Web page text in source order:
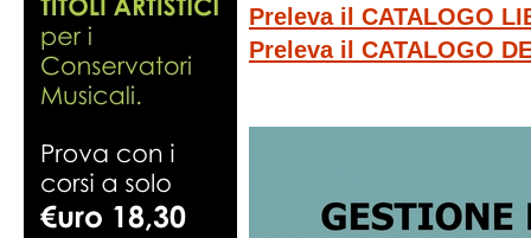
Preleva il CATALOGO
Preleva il CATALOGO